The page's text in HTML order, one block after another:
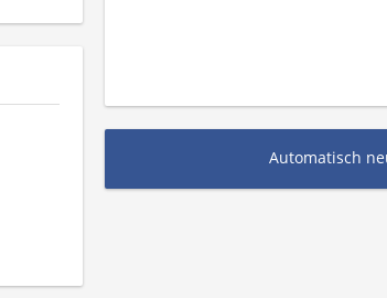
Automatisch